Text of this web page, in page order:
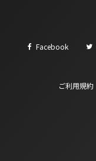
Facebook
ご利用規約